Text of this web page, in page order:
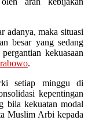
adanya, maka situasi
besar yang sedang
pergantian kekuasaan
.
setiap minggu di
kepentingan
bila kekuatan modal
Muslim Arbi kepada